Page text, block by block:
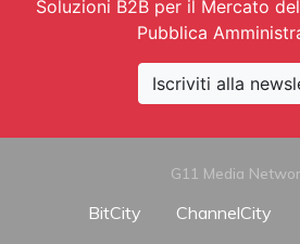
Soluzioni B2B per il Mercato
Pubblica
Iscriviti alla
G11 Media
BitCity ChannelCity